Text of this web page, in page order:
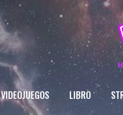
VIDEOJUEGOS LIBRO